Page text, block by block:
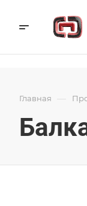
Главная —